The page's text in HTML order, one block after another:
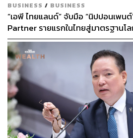
BUSINESS / BUSINESS
“เอพี ไทยแลนด์” จับมือ “นิปปอนเพน
Partner รายแรกในไทยสู่มาตรฐานโ
International พร้อมชูแนวคิด
Global Sustainable Living ส่งมอ
ผลกระทบต่อสิ่งแวดล้อม พร้อมปั้นนักอ